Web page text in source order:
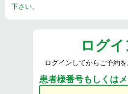
下さい。
ログイ
ログインしてからご予約を
患者様番号もしくは